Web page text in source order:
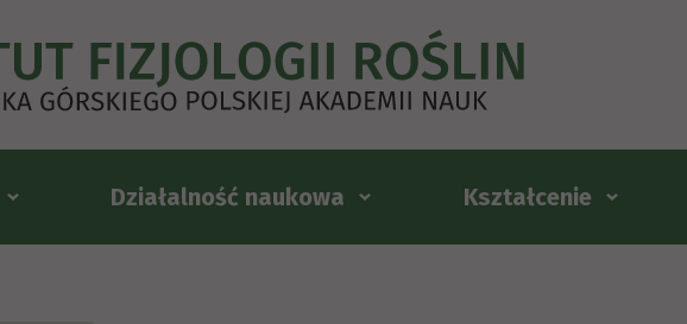
Działalność naukowa Kształcenie